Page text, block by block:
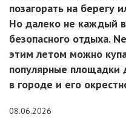
позагорать на берегу
Но далеко не каждый
безопасного отдыха.
этим летом можно
популярные площадки
в городе и его
08.06.2026